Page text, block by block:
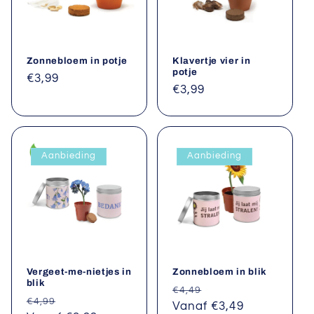
Zonnebloem in potje
Normale
€3,99
Klavertje vier in
potje
Normale
€3,99
Aanbieding
Vergeet-me-nietjes in
blik
Normale
€4,99
Aanbieding
Zonnebloem in blik
Normale
prijs
€4,49
Vanaf €3,49